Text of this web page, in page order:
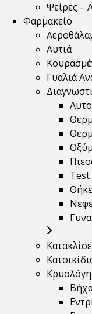
Ψείρες –
Φαρμακείο
Αυτιά
Γυαλιά
Test